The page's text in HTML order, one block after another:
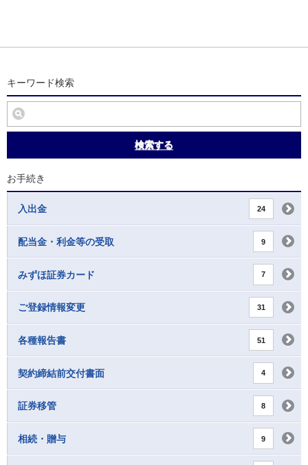
キーワード検索
検索する
お手続き
入出金 24
配当金・利金等の受取 9
みずほ証券カード 7
ご登録情報変更 31
各種報告書 51
契約締結前交付書面 4
証券移管 8
相続・贈与 9